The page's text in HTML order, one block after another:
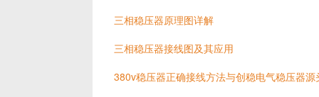
三相稳压器原理图详解
三相稳压器接线图及其应用
380v稳压器正确接线方法与创稳电气稳压器源